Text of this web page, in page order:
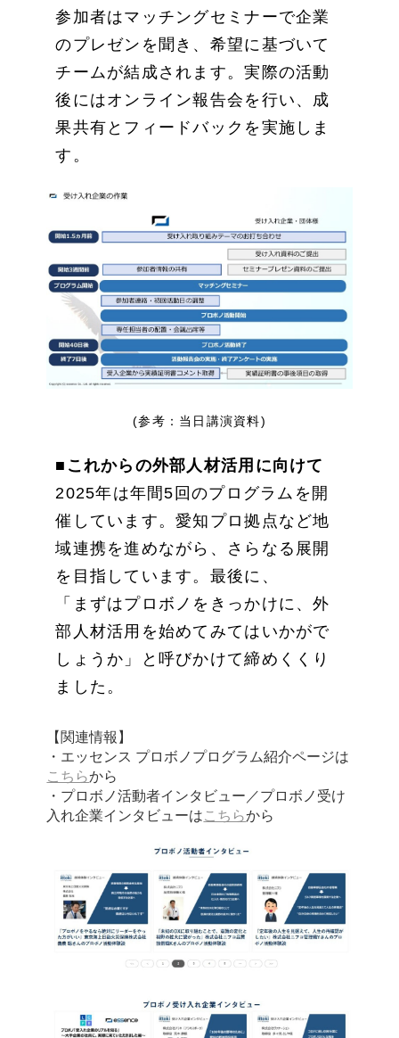
参加者はマッチングセミナーで企業
のプレゼンを聞き、希望に基づいて
チームが結成されます。実際の活動
後にはオンライン報告会を行い、成
果共有とフィードバックを実施しま
す。
(参考：当日講演資料)
■これからの外部人材活用に向けて
2025年は年間5回のプログラムを開
催しています。愛知プロ拠点など地
域連携を進めながら、さらなる展開
を目指しています。最後に、
「まずはプロボノをきっかけに、外
部人材活用を始めてみてはいかがで
しょうか」と呼びかけて締めくくり
ました。
【関連情報】
・エッセンス プロボノプログラム紹介ページは
こちらから
・プロボノ活動者インタビュー／プロボノ受け
入れ企業インタビューはこちらから